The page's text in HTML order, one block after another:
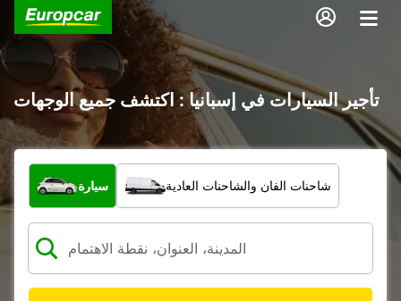
تأجير السيارات في إسبانيا : اكتشف جميع الوجهات
ما نوع المركبة؟
سيارة شاحنات الفان والشاحنات العادية